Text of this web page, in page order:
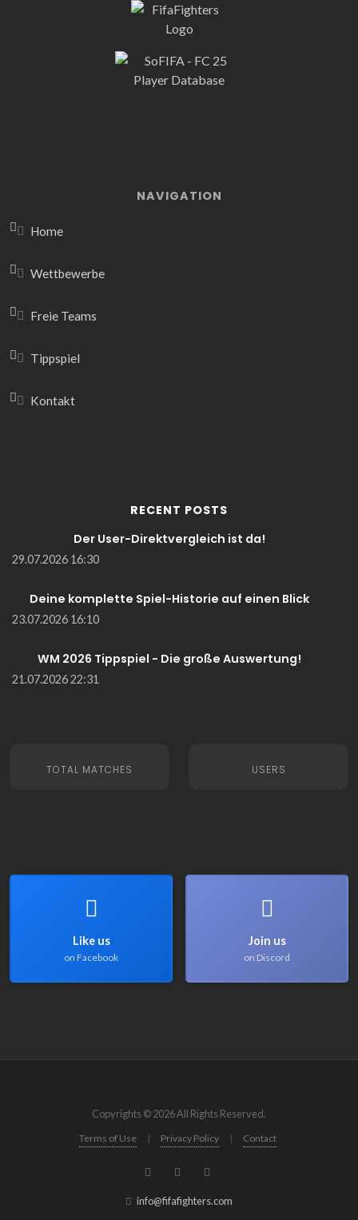
NAVIGATION
Home
Wettbewerbe
Freie Teams
Tippspiel
Kontakt
RECENT POSTS
Der User-Direktvergleich ist da!
29.07.2026 16:30
Deine komplette Spiel-Historie auf einen Blick
23.07.2026 16:10
WM 2026 Tippspiel - Die große Auswertung!
21.07.2026 22:31
TOTAL MATCHES USERS
Like us
on Facebook
Join us
on Discord
Copyrights © 2026 All Rights Reserved.
Terms of Use | Privacy Policy | Contact
info@fifafighters.com